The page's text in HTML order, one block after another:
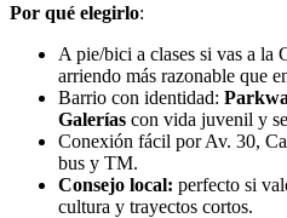
Por qué elegirlo:
A pie/bici a clases si vas a
arriendo más razonable que
Barrio con identidad:
Galerías con vida juvenil y
Conexión fácil por Av. 30,
bus y TM.
Consejo local: perfecto si
cultura y trayectos cortos.